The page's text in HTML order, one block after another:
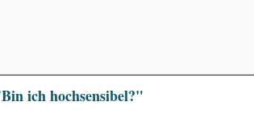
ich hochsensibel?"